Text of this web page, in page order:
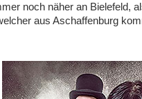
noch näher an Bielefeld,
aus Aschaffenburg